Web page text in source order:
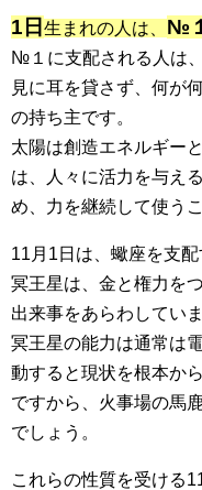
1日 生まれの人は、 №
№１に支配される人は
見に耳を貸さず、何が
の持ち主です。
太陽は創造エネルギー
は、人々に活力を与え
め、力を継続して使う
11月1日は、蠍座を支
冥王星は、金と権力を
出来事をあらわしていま
冥王星の能力は通常は
動すると現状を根本か
ですから、火事場の馬
でしょう。
これらの性質を受ける